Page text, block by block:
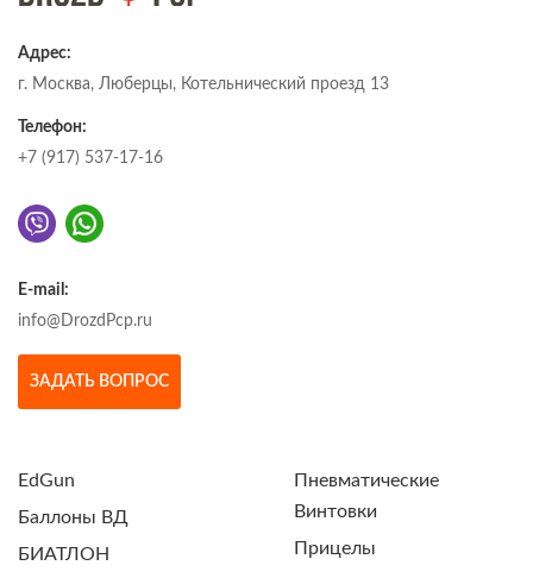
Адрес:
г. Москва, Люберцы, Котельнический проезд 13
Телефон:
+7 (917) 537-17-16
E-mail:
info@DrozdPcp.ru
ЗАДАТЬ ВОПРОС
EdGun
Баллоны ВД
БИАТЛОН
Пневматические
Винтовки
Прицелы